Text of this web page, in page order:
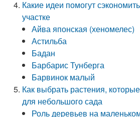
Какие идеи помогут
участке
Айва японская (хеномелес)
Астильба
Бадан
Барбарис Тунберга
Барвинок малый
Как выбрать растения,
для небольшого сада
Роль деревьев на